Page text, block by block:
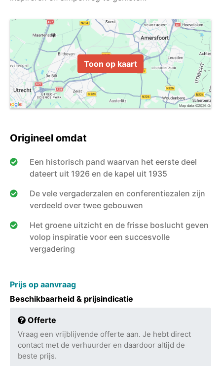
Toon op kaart
Origineel omdat
Een historisch pand waarvan het eerste deel
dateert uit 1926 en de kapel uit 1935
De vele vergaderzalen en conferentiezalen zijn
verdeeld over twee gebouwen
Het groene uitzicht en de frisse boslucht geven
volop inspiratie voor een succesvolle
vergadering
Prijs op aanvraag
Beschikbaarheid & prijsindicatie
Offerte
Vraag een vrijblijvende offerte aan. Je hebt direct
contact met de verhuurder en daardoor altijd de
beste prijs.